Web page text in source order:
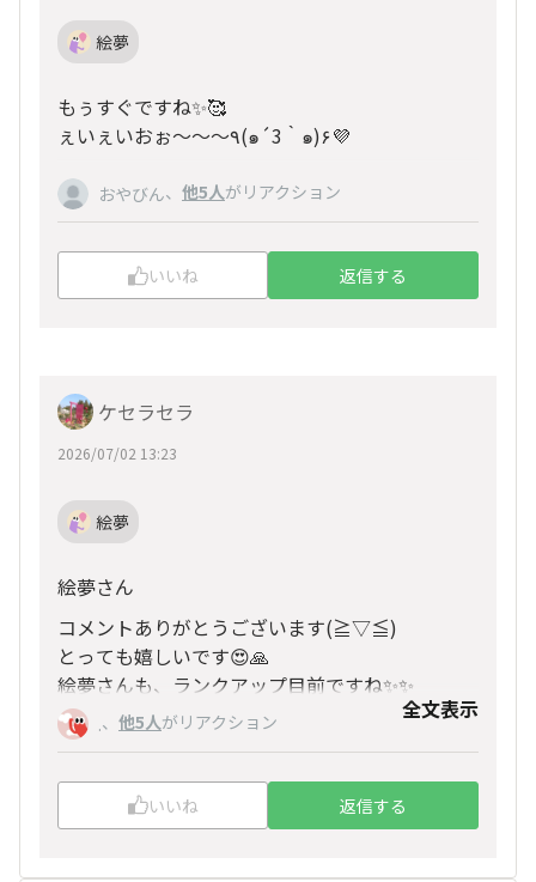
絵夢
もぅすぐですね✨🥰
ぇいぇいおぉ〜〜〜٩(๑´3｀๑)۶💜
おやびん、 他5人がリアクション
いいね 返信する
ケセラセラ
2026/07/02 13:23
絵夢
絵夢さん
コメントありがとうございます(≧▽≦)
とっても嬉しいです😍🙏
絵夢さんも、ランクアップ目前ですね✨✨
お互いに楽しく、ゆるっと腸活していきましょう
ね♪
.、 他5人がリアクション 全文表示
いいね 返信する